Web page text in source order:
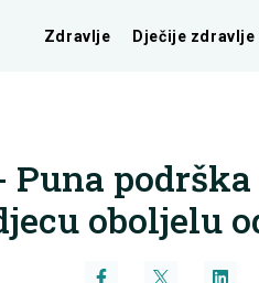
Zdravlje Dječije zdravlje
Puna podrška
oboljelu